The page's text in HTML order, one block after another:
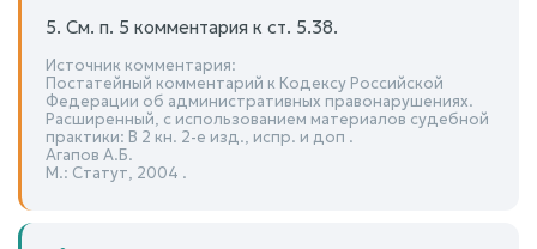
5. См. п. 5 комментария к ст. 5.38.
Источник комментария:
Постатейный комментарий к Кодексу Российской
Федерации об административных правонарушениях.
Расширенный, с использованием материалов судебной
практики: В 2 кн. 2-е изд., испр. и доп .
Агапов А.Б.
М.: Статут, 2004 .